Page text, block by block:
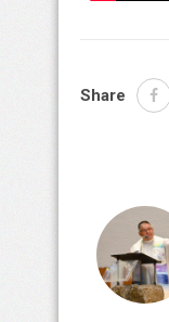
Share